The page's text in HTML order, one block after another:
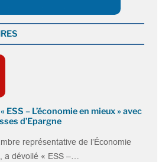
ESS – L’économie en mieux » avec
d’Epargne
représentative de l’Économie
a dévoilé « ESS –…